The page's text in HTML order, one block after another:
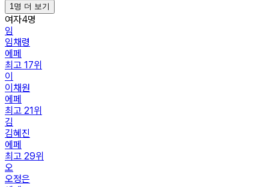
1명 더 보기
여자4명
임
임채령
에페
최고 17위
이
이채원
에페
최고 21위
김
김혜진
에페
최고 29위
오
오정은